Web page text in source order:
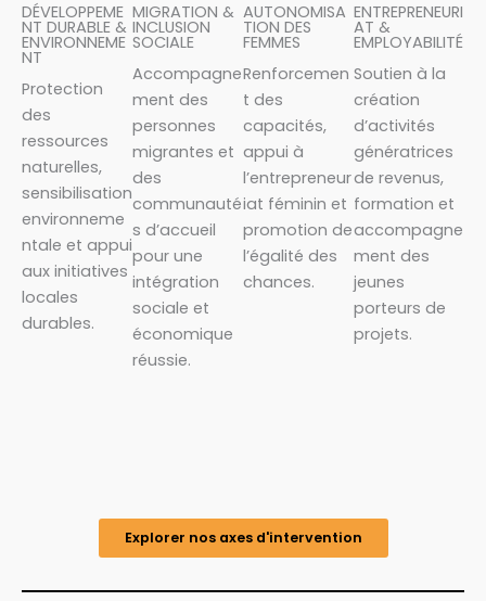
DÉVELOPPEME
NT DURABLE &
ENVIRONNEME
NT
Protection
des
ressources
naturelles,
sensibilisation
environneme
ntale et appui
aux initiatives
locales
durables.
MIGRATION &
INCLUSION
SOCIALE
Accompagne
ment des
personnes
migrantes et
des
communauté
s d’accueil
pour une
intégration
sociale et
économique
réussie.
AUTONOMISA
TION DES
FEMMES
Renforcemen
t des
capacités,
appui à
l’entrepreneur
iat féminin et
promotion de
l’égalité des
chances.
ENTREPRENEURI
AT &
EMPLOYABILITÉ
Soutien à la
création
d’activités
génératrices
de revenus,
formation et
accompagne
ment des
jeunes
porteurs de
projets.
Explorer nos axes d'intervention